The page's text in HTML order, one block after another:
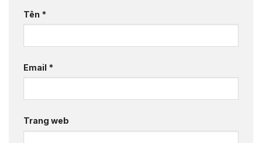
Tên *
Email *
Trang web